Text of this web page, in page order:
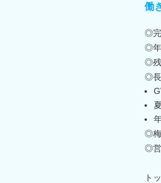
働
◎完
◎年
◎残
◎長
◎梅
◎営
ト